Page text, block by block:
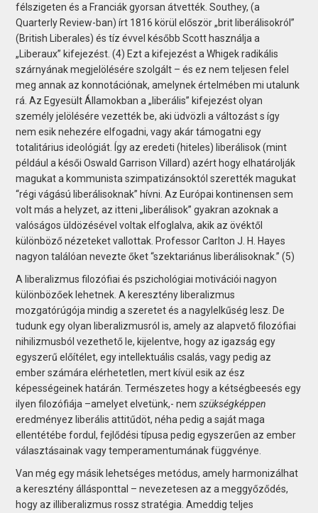
félszigeten és a Franciák gyorsan átvették. Southey, (a
Quarterly Review-ban) írt 1816 körül először „brit liberálisokról”
(British Liberales) és tíz évvel később Scott használja a
„Liberaux” kifejezést. (4) Ezt a kifejezést a Whigek radikális
szárnyának megjelölésére szolgált – és ez nem teljesen felel
meg annak az konnotációnak, amelynek értelmében mi utalunk
rá. Az Egyesült Államokban a „liberális” kifejezést olyan
személy jelölésére vezették be, aki üdvözli a változást s így
nem esik nehezére elfogadni, vagy akár támogatni egy
totalitárius ideológiát. Így az eredeti (hiteles) liberálisok (mint
például a késői Oswald Garrison Villard) azért hogy elhatárolják
magukat a kommunista szimpatizánsoktól szerették magukat
“régi vágású liberálisoknak” hívni. Az Európai kontinensen sem
volt más a helyzet, az itteni „liberálisok” gyakran azoknak a
valóságos üldözésével voltak elfoglalva, akik az övéktől
különböző nézeteket vallottak. Professor Carlton J. H. Hayes
nagyon találóan nevezte őket “szektariánus liberálisoknak.” (5)
A liberalizmus filozófiai és pszichológiai motivációi nagyon
különbözőek lehetnek. A keresztény liberalizmus
mozgatórúgója mindig a szeretet és a nagylelkűség lesz. De
tudunk egy olyan liberalizmusról is, amely az alapvető filozófiai
nihilizmusból vezethető le, kijelentve, hogy az igazság egy
egyszerű előítélet, egy intellektuális csalás, vagy pedig az
ember számára elérhetetlen, mert kívül esik az ész
képességeinek határán. Természetes hogy a kétségbeesés egy
ilyen filozófiája –amelyet elvetünk,- nemszükségképpen
eredményez liberális attitűdöt, néha pedig a saját maga
ellentétébe fordul, fejlődési típusa pedig egyszerűen az ember
választásainak vagy temperamentumának függvénye.
Van még egy másik lehetséges metódus, amely harmonizálhat
a keresztény állásponttal – nevezetesen az a meggyőződés,
hogy az illiberalizmus rossz stratégia. Ameddig teljes